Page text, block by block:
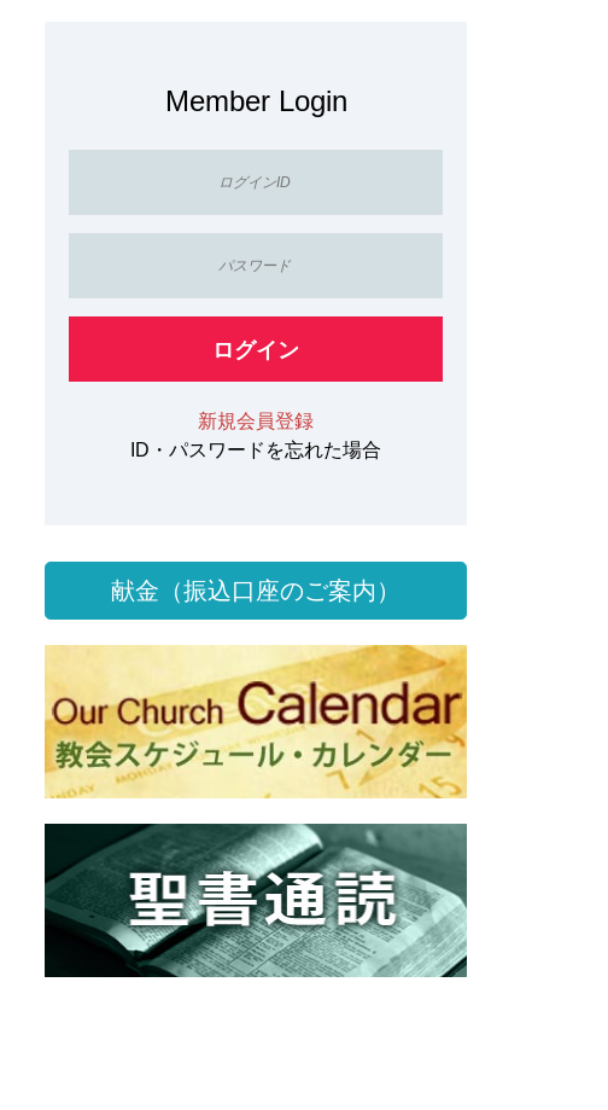
Member Login
ログイン
新規会員登録
ID・パスワードを忘れた場合